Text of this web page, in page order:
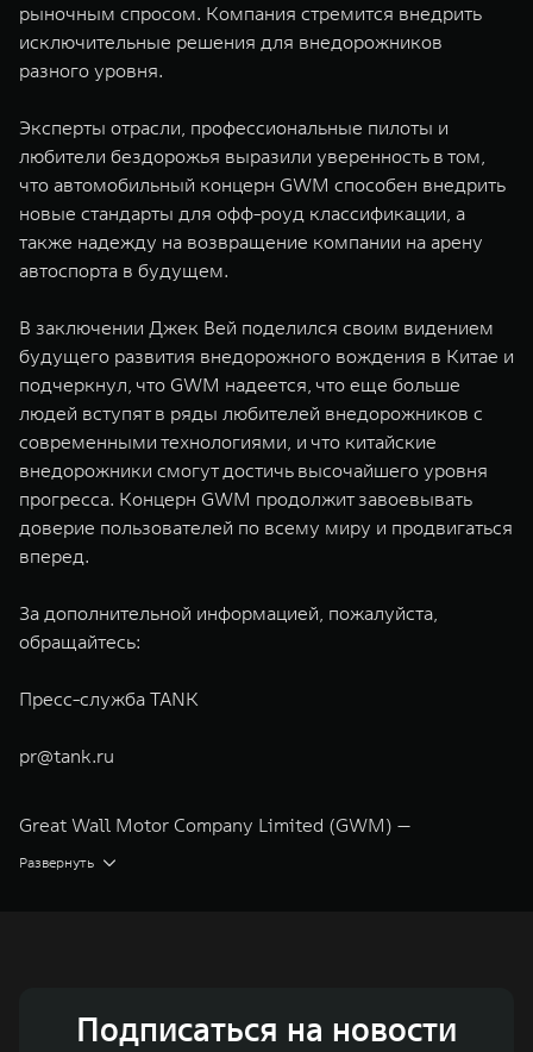
рыночным спросом. Компания стремится внедрить
исключительные решения для внедорожников
разного уровня.
Эксперты отрасли, профессиональные пилоты и
любители бездорожья выразили уверенность в том,
что автомобильный концерн GWM способен внедрить
новые стандарты для офф-роуд классификации, а
также надежду на возвращение компании на арену
автоспорта в будущем.
В заключении Джек Вей поделился своим видением
будущего развития внедорожного вождения в Китае и
подчеркнул, что GWM надеется, что еще больше
людей вступят в ряды любителей внедорожников с
современными технологиями, и что китайские
внедорожники смогут достичь высочайшего уровня
прогресса. Концерн GWM продолжит завоевывать
доверие пользователей по всему миру и продвигаться
вперед.
За дополнительной информацией, пожалуйста,
обращайтесь:
Пресс-служба TANK
pr@tank.ru
Great Wall Motor Company Limited (GWM) —
глобальный производитель внедорожников,
2011 годах соответственно. Сфера деятельности
Развернуть
Подписаться на новости